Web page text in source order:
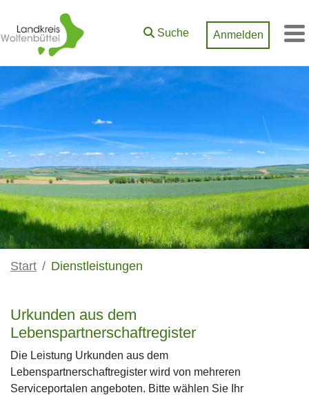
Zum Hauptinhalt springen
Suche Anmelden
Start Dienstleistungen
Urkunden aus dem
Lebenspartnerschaftregister
Die Leistung Urkunden aus dem
Lebenspartnerschaftregister wird von mehreren
Serviceportalen angeboten. Bitte wählen Sie Ihr